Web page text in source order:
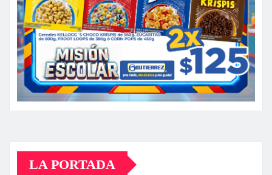
LA PORTADA